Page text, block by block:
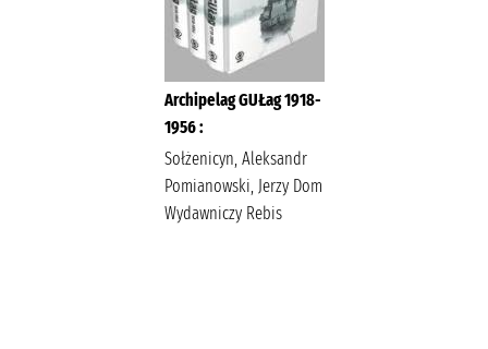
Archipelag GUŁag 1918-
1956 :
Sołżenicyn, Aleksandr
Pomianowski, Jerzy Dom
Wydawniczy Rebis